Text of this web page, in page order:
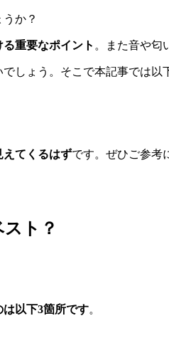
か？
重要なポイント 。また音や匂
しょう。そこで本記事では以
えてくるはずです。ぜひご参考
ト？
は以下3箇所です。